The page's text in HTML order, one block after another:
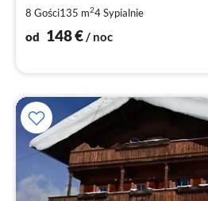
8 Gości135 m24Sypialnie
od 148€ / noc